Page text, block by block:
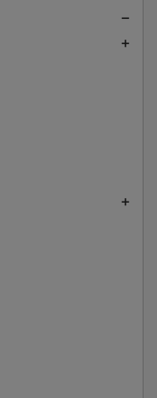
remove
add
add